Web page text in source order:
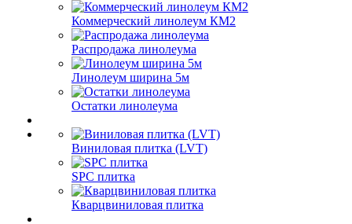
Коммерческий линолеум КМ2
Распродажа линолеума
Линолеум ширина 5м
Остатки линолеума
Виниловая плитка (LVT)
SPC плитка
Кварцвиниловая плитка